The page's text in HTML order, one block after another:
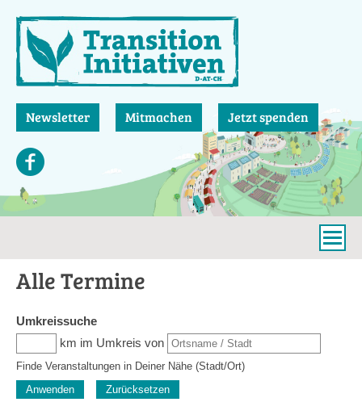
zum
Inhalt
Newsletter Mitmachen Jetzt spenden
Alle Termine
Umkreissuche
Entfernung
Einheit
km im Umkreis von
Ursprung
Finde Veranstaltungen in Deiner Nähe (Stadt/Ort)